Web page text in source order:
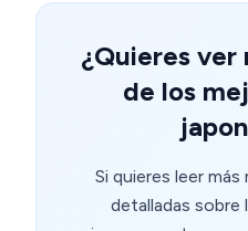
¿Quieres ver
de los
Si quieres leer
detalladas sobre